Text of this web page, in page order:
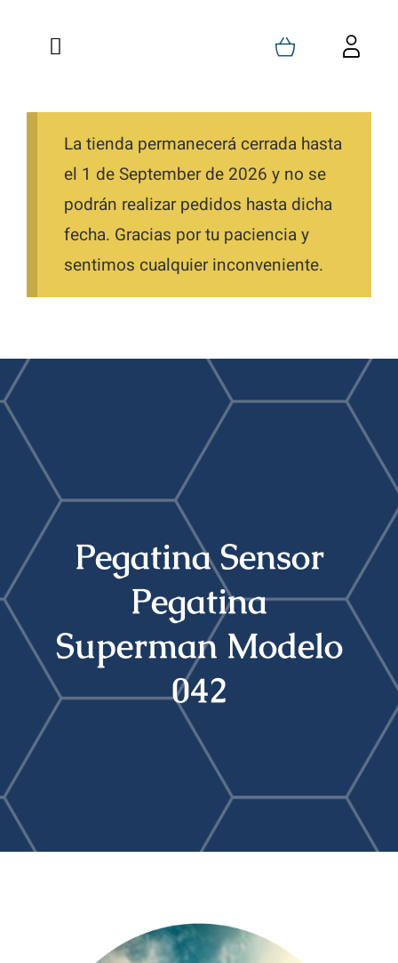
Toggle
Quienes Somos
Formaciones
Tienda
Blog
Buscar:
Mi Cuenta
Pedidos
Descargas
La tienda permanecerá cerrada hasta
el 1 de September de 2026 y no se
podrán realizar pedidos hasta dicha
fecha. Gracias por tu paciencia y
sentimos cualquier inconveniente.
Pegatina Sensor
Pegatina
Superman Modelo
042